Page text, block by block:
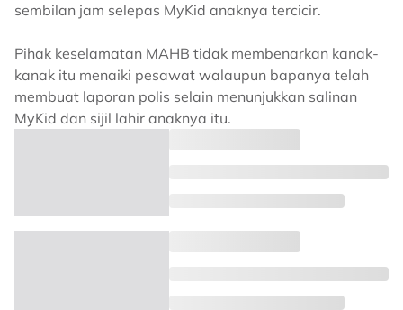
sembilan jam selepas MyKid anaknya tercicir.
Pihak keselamatan MAHB tidak membenarkan kanak-
kanak itu menaiki pesawat walaupun bapanya telah
membuat laporan polis selain menunjukkan salinan
MyKid dan sijil lahir anaknya itu.